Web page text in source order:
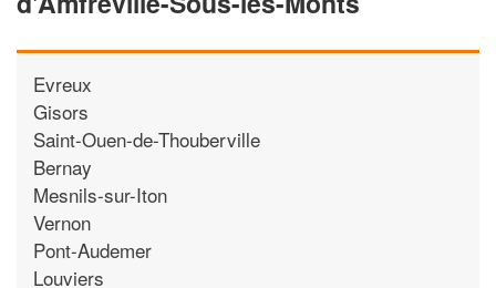
Evreux
Gisors
Saint-Ouen-de-Thouberville
Bernay
Mesnils-sur-Iton
Vernon
Pont-Audemer
Louviers